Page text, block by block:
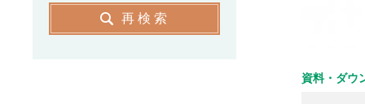
資料・ダウ
再検索